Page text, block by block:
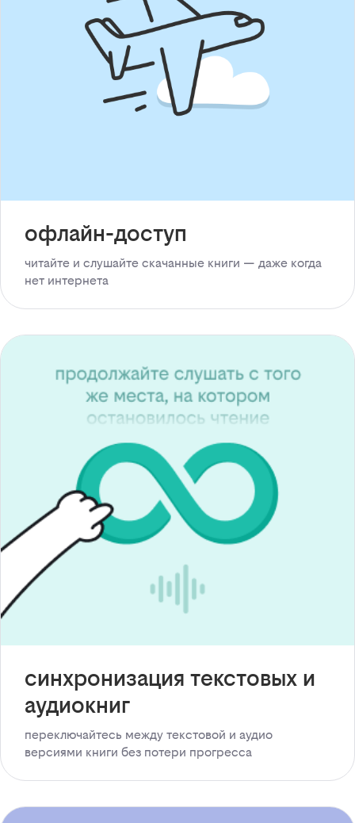
офлайн-доступ
читайте и слушайте скачанные книги — даже когда
нет интернета
синхронизация текстовых и
аудиокниг
переключайтесь между текстовой и аудио
версиями книги без потери прогресса